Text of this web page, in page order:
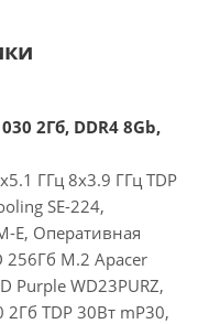
2Гб, DDR4 8Gb,
ГГц 8x3.9 ГГц TDP
SE-224,
E, Оперативная
256Гб M.2 Apacer
Purple WD23PURZ,
2Гб TDP 30Вт mP30,